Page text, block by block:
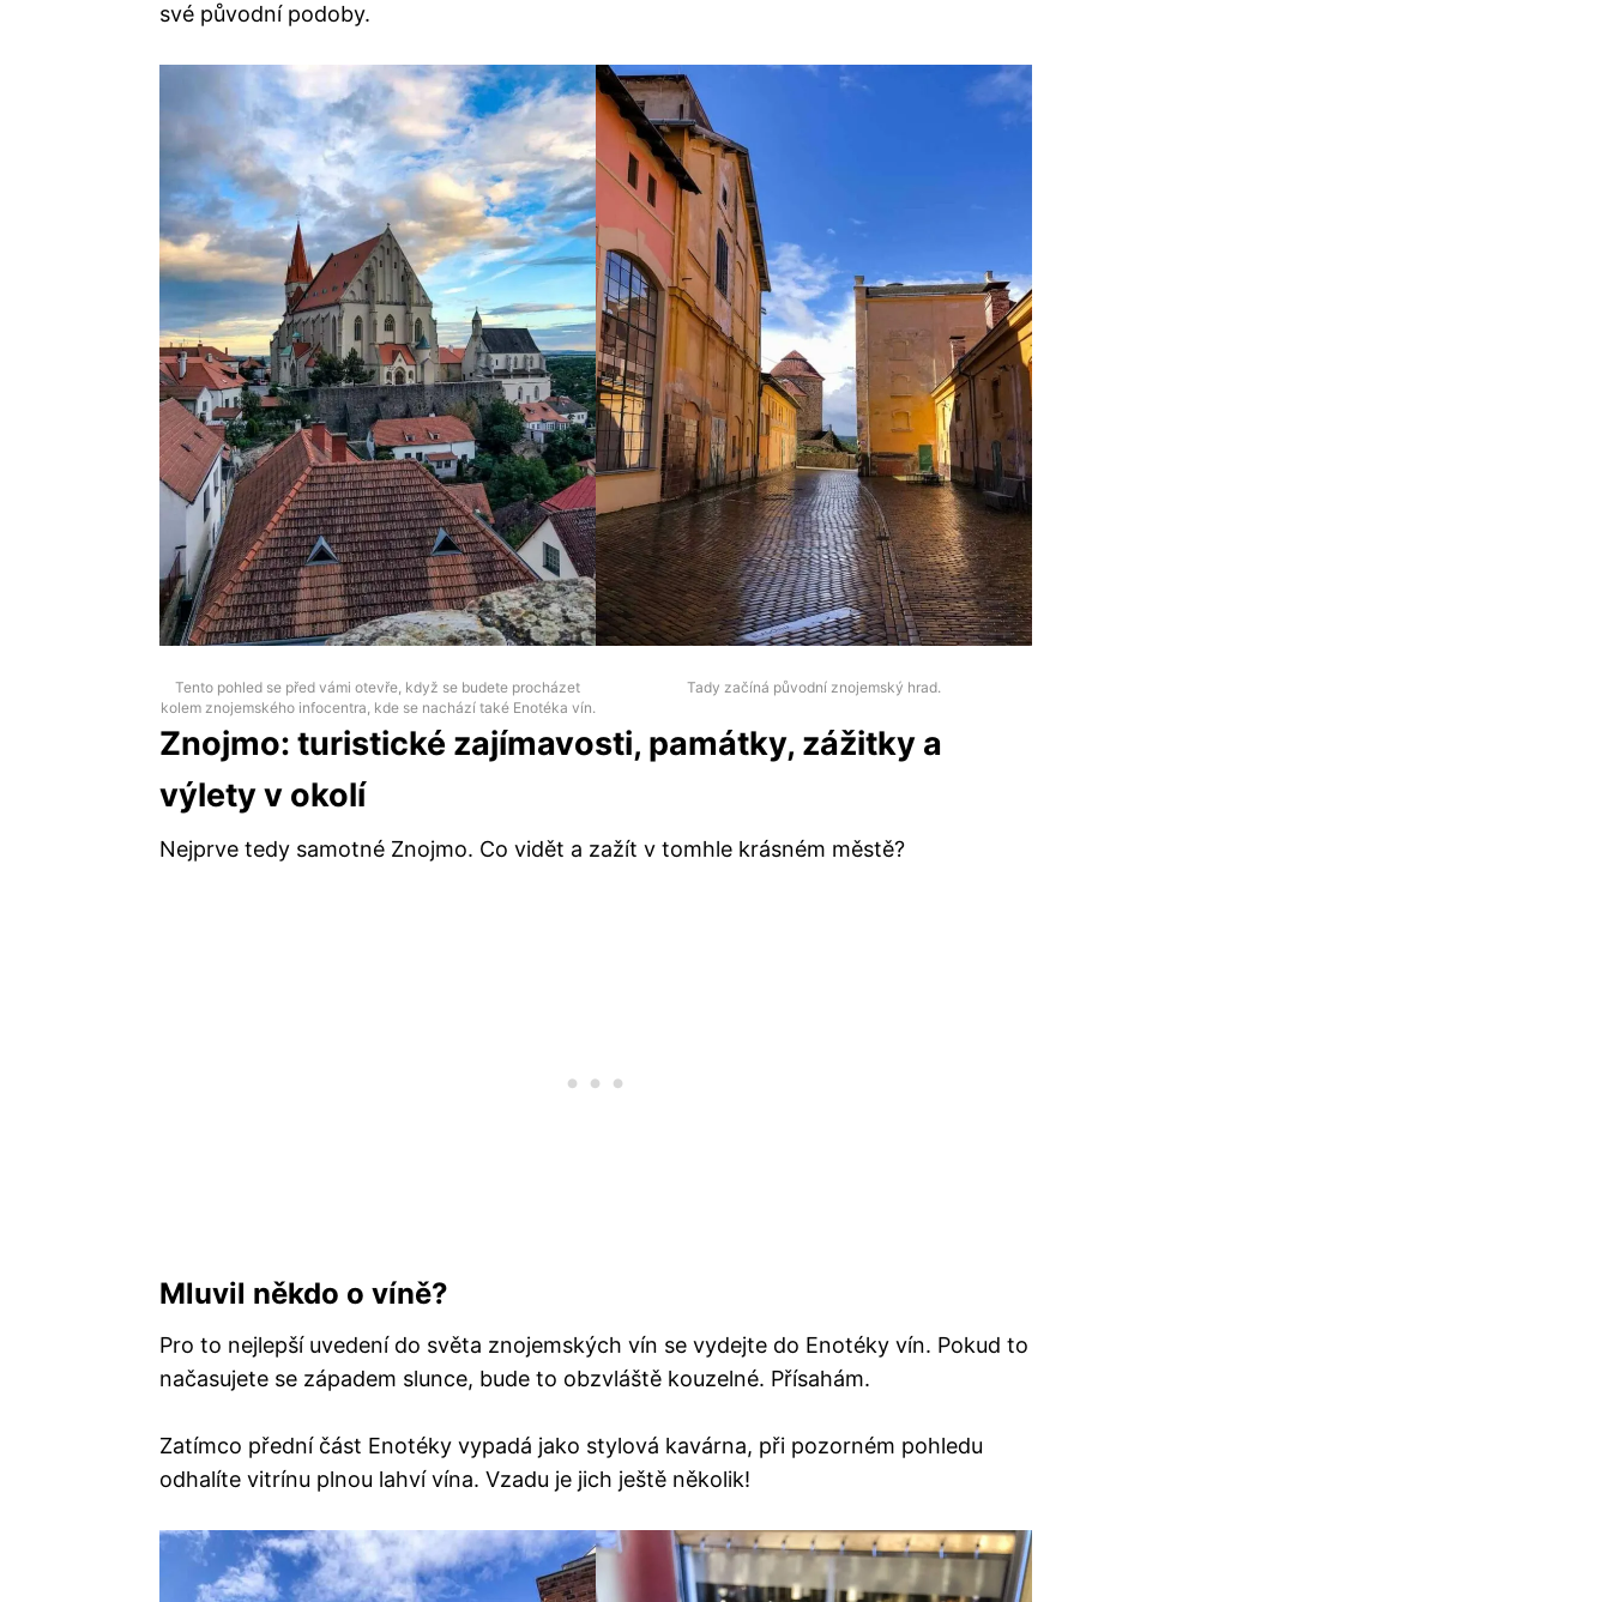
své původní podoby.
Tento pohled se před vámi otevře, když se budete procházet
kolem znojemského infocentra, kde se nachází také Enotéka vín.
Tady začíná původní znojemský hrad.
Znojmo: turistické zajímavosti, památky, zážitky a
výlety v okolí
Nejprve tedy samotné Znojmo. Co vidět a zažít v tomhle krásném městě?
Mluvil někdo o víně?
Pro to nejlepší uvedení do světa znojemských vín se vydejte do Enotéky vín. Pokud to
načasujete se západem slunce, bude to obzvláště kouzelné. Přísahám.
Zatímco přední část Enotéky vypadá jako stylová kavárna, při pozorném pohledu
odhalíte vitrínu plnou lahví vína. Vzadu je jich ještě několik!